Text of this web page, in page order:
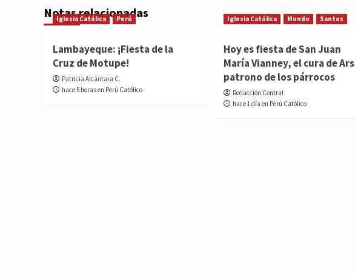
Notas relacionadas
Iglesia Católica Perú
Lambayeque: ¡Fiesta de la
Cruz de Motupe!
Patricia Alcántara C.
hace 5 horas en Perú Católico
Iglesia Católica Mundo Santos
Hoy es fiesta de San Juan
María Vianney, el cura de Ars
patrono de los párrocos
Redacción Central
hace 1 día en Perú Católico